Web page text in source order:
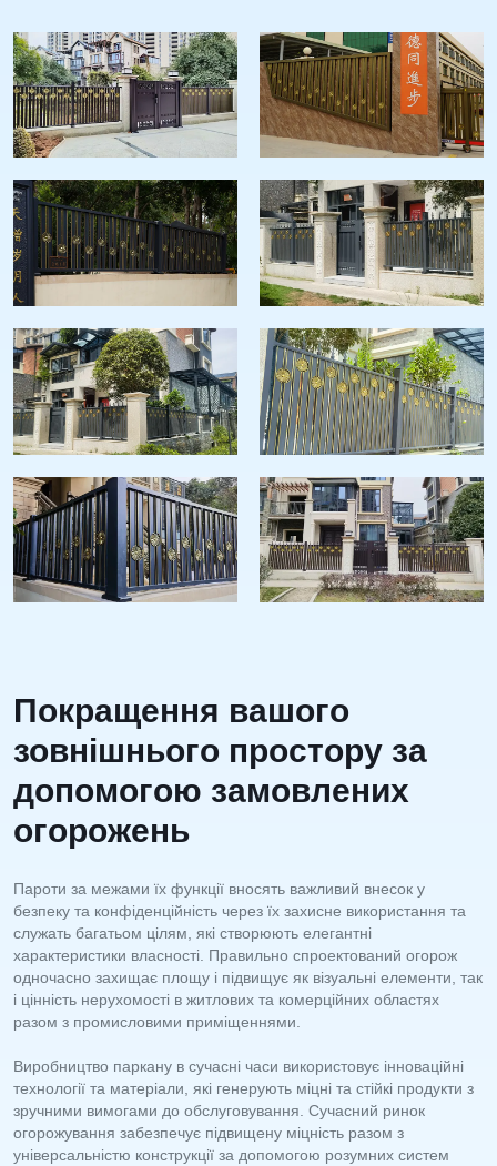
Покращення вашого
зовнішнього простору за
допомогою замовлених
огорожень
Пароти за межами їх функції вносять важливий внесок у
безпеку та конфіденційність через їх захисне використання та
служать багатьом цілям, які створюють елегантні
характеристики власності. Правильно спроектований огорож
одночасно захищає площу і підвищує як візуальні елементи, так
і цінність нерухомості в житлових та комерційних областях
разом з промисловими приміщеннями.
Виробництво паркану в сучасні часи використовує інноваційні
технології та матеріали, які генерують міцні та стійкі продукти з
зручними вимогами до обслуговування. Сучасний ринок
огорожування забезпечує підвищену міцність разом з
універсальністю конструкції за допомогою розумних систем